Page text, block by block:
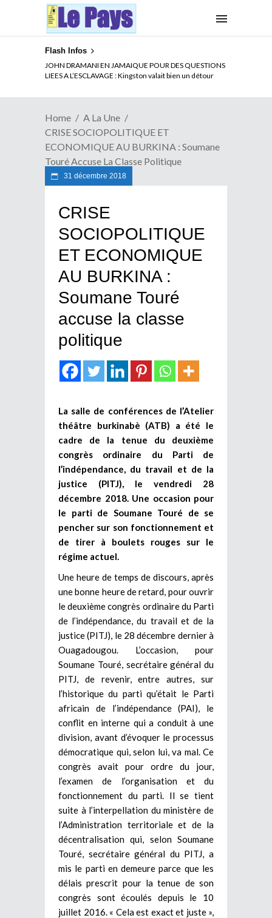
Flash Infos
JOHN DRAMANI EN JAMAIQUE POUR DES QUESTIONS
LIEES A L’ESCLAVAGE : Kingston valait bien un détour
ELECTION DE TALON A LA TETE DU SENAT BENINOIS :
Quand Patrice quitte le pouvoir sans partir !
Home
A La Une
CRISE SOCIOPOLITIQUE ET
ECONOMIQUE AU BURKINA : Soumane
Touré Accuse La Classe Politique
31 décembre 2018
CRISE
SOCIOPOLITIQUE
ET ECONOMIQUE
AU BURKINA :
Soumane Touré
accuse la classe
politique
La salle de conférences de l’Atelier
théâtre burkinabè (ATB) a été le
cadre de la tenue du deuxième
congrès ordinaire du Parti de
l’indépendance, du travail et de la
justice (PITJ), le vendredi 28
décembre 2018. Une occasion pour
le parti de Soumane Touré de se
pencher sur son fonctionnement et
de tirer à boulets rouges sur le
régime actuel.
Une heure de temps de discours, après
une bonne heure de retard, pour ouvrir
le deuxième congrès ordinaire du Parti
de l’indépendance, du travail et de la
justice (PITJ), le 28 décembre dernier à
Ouagadougou. L’occasion, pour
Soumane Touré, secrétaire général du
PITJ, de revenir, entre autres, sur
l’historique du parti qu’était le Parti
africain de l’indépendance (PAI), le
conflit en interne qui a conduit à une
division, avant d’évoquer le processus
démocratique qui, selon lui, va mal. Ce
congrès avait pour ordre du jour,
l’examen de l’organisation et du
fonctionnement du parti. Il se tient
suite à l’interpellation du ministère de
l’Administration territoriale et de la
décentralisation qui, selon Soumane
Touré, secrétaire général du PITJ, a
mis le parti en demeure parce que les
délais prescrit pour la tenue de son
congrès sont écoulés depuis le 10
juillet 2016. « Cela est exact et juste »,